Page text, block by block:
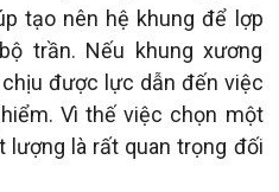
tạo nên hệ khung để lợp
trần. Nếu khung xương
được lực dẫn đến việc
Vì thế việc chọn một
lượng là rất quan trọng đối